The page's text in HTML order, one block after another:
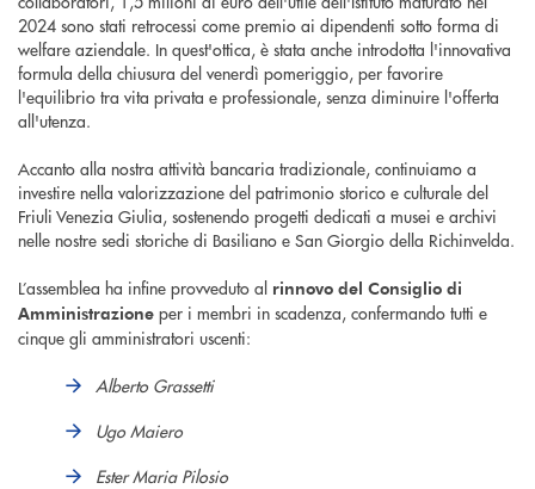
2024 sono stati retrocessi come premio ai dipendenti sotto forma di
welfare aziendale. In quest'ottica, è stata anche introdotta l'innovativa
formula della chiusura del venerdì pomeriggio, per favorire
l'equilibrio tra vita privata e professionale, senza diminuire l'offerta
all'utenza.
Accanto alla nostra attività bancaria tradizionale, continuiamo a
investire nella valorizzazione del patrimonio storico e culturale del
Friuli Venezia Giulia, sostenendo progetti dedicati a musei e archivi
nelle nostre sedi storiche di Basiliano e San Giorgio della Richinvelda.
L’assemblea ha infine provveduto al rinnovo del Consiglio di
Amministrazione per i membri in scadenza, confermando tutti e
cinque gli amministratori uscenti:
Alberto Grassetti
Ugo Maiero
Ester Maria Pilosio